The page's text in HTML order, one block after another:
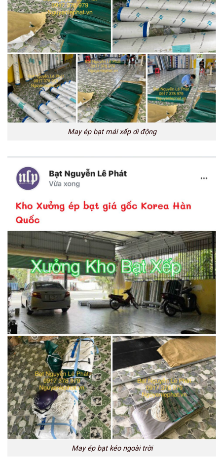
May ép bạt mái xếp di động
May ép bạt kéo ngoài trời